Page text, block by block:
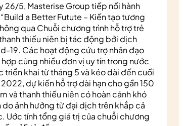
26/5, Masterise Group tiếp nối hành
a Better Futute – Kiến tạo tương
qua Chuỗi chương trình hỗ trợ trẻ
thiếu niên bị tác động bởi dịch
19. Các hoạt động cứu trợ nhân đạo
cùng nhiều đơn vị uy tín trong nước
triển khai từ tháng 5 và kéo dài đến cuối
dự kiến hỗ trợ dài hạn cho gần 150
và thanh thiếu niên có hoàn cảnh khó
do ảnh hưởng từ đại dịch trên khắp cả
Uớc tính tổng giá trị của chuỗi chương